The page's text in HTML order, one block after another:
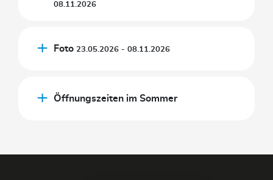
08.11.2026
Foto 23.05.2026 - 08.11.2026
Öffnungszeiten im Sommer